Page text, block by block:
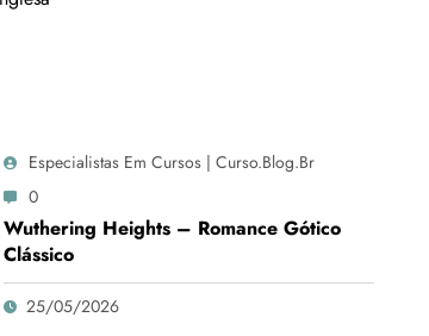
Especialistas Em Cursos | Curso.blog.br
0
Wuthering Heights – Romance Gótico
Clássico
25/05/2026